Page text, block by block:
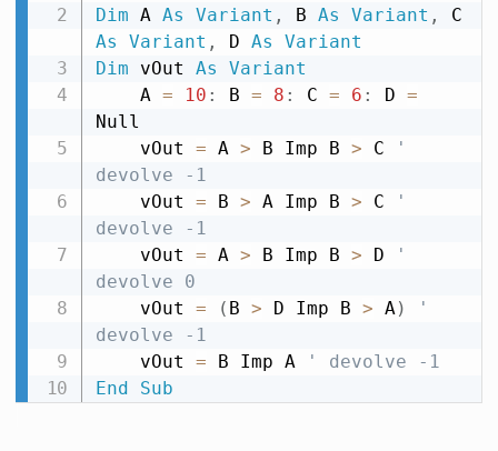
Dim A As Variant , B As Variant ,
As
Variant , D As
Variant
Dim vOut As
Variant
    A
= 10 : B = 8 : C = 6 : D =
Null
    vOut
= A > B Imp B > C
'
devolve -1
    vOut
= B > A Imp B > C
'
devolve -1
    vOut
= A > B Imp B > D
'
devolve 0
    vOut
= ( B > D Imp B > A )
'
devolve -1
    vOut
= B Imp A
' devolve -1
End
Sub